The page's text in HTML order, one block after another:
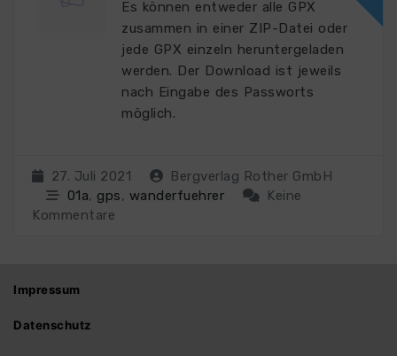
Es können entweder alle GPX
zusammen in einer ZIP-Datei oder
jede GPX einzeln heruntergeladen
werden. Der Download ist jeweils
nach Eingabe des Passworts
möglich.
27. Juli 2021
Bergverlag Rother GmbH
01a, gps, wanderfuehrer
Keine
Kommentare
Impressum
Datenschutz